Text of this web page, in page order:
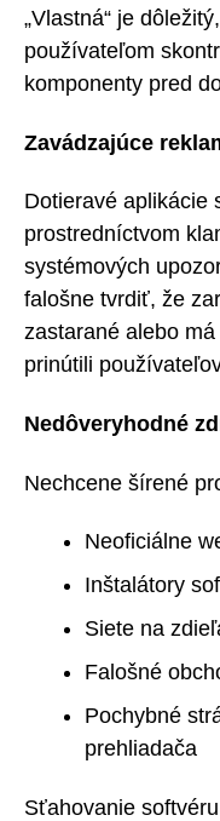
„Vlastná“ je
používateľom
komponenty pred
Zavádzajúce
Dotieravé aplikácie
prostredníctvom
systémových
falošne tvrdiť, že
zastarané alebo
prinútili
Nedôveryhodné
Nechcene šírené
Neoficiálne
Inštalátory
Siete na
Falošné
Pochybné
prehliadača
Sťahovanie